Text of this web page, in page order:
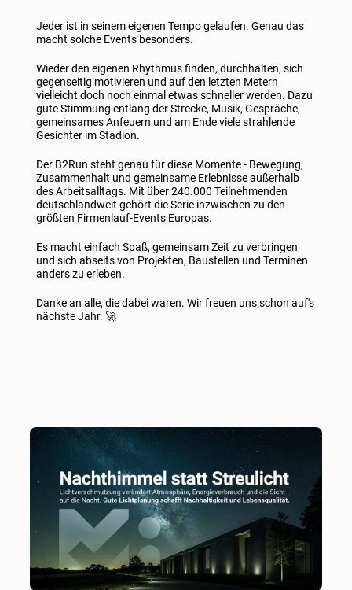
Jeder ist in seinem eigenen Tempo gelaufen. Genau das
macht solche Events besonders.
Wieder den eigenen Rhythmus finden, durchhalten, sich
gegenseitig motivieren und auf den letzten Metern
vielleicht doch noch einmal etwas schneller werden. Dazu
gute Stimmung entlang der Strecke, Musik, Gespräche,
gemeinsames Anfeuern und am Ende viele strahlende
Gesichter im Stadion.
Der B2Run steht genau für diese Momente - Bewegung,
Zusammenhalt und gemeinsame Erlebnisse außerhalb
des Arbeitsalltags. Mit über 240.000 Teilnehmenden
deutschlandweit gehört die Serie inzwischen zu den
größten Firmenlauf-Events Europas.
Es macht einfach Spaß, gemeinsam Zeit zu verbringen
und sich abseits von Projekten, Baustellen und Terminen
anders zu erleben.
Danke an alle, die dabei waren. Wir freuen uns schon auf's
nächste Jahr. 🚀